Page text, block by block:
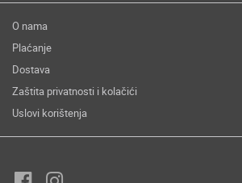
O nama
Plaćanje
Dostava
Zaštita privatnosti i kolačići
Uslovi korištenja